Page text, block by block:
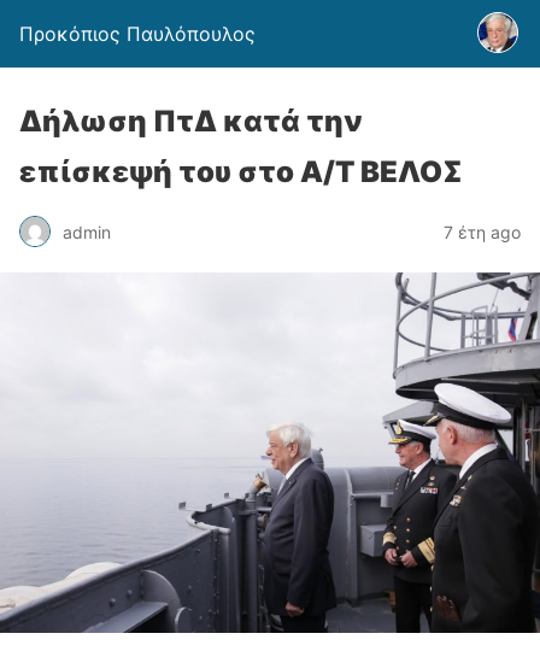
Προκόπιος Παυλόπουλος
Δήλωση ΠτΔ κατά την
επίσκεψή του στο Α/Τ ΒΕΛΟΣ
admin 7 έτη ago